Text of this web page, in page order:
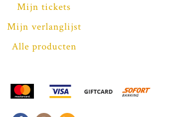
Mijn tickets
Mijn verlanglijst
Alle producten